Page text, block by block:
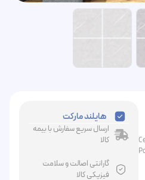
هایلند مارکت
ارسال سریع سفارش با بیمه
کالا
گارانتی اصالت و سلامت
فیزیکی کالا